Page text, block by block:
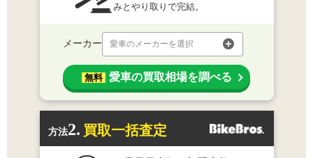
みとやり取りで完結。
メーカー 愛車のメーカーを選択
無料 愛車の買取相場を調べる
方法2. 買取一括査定